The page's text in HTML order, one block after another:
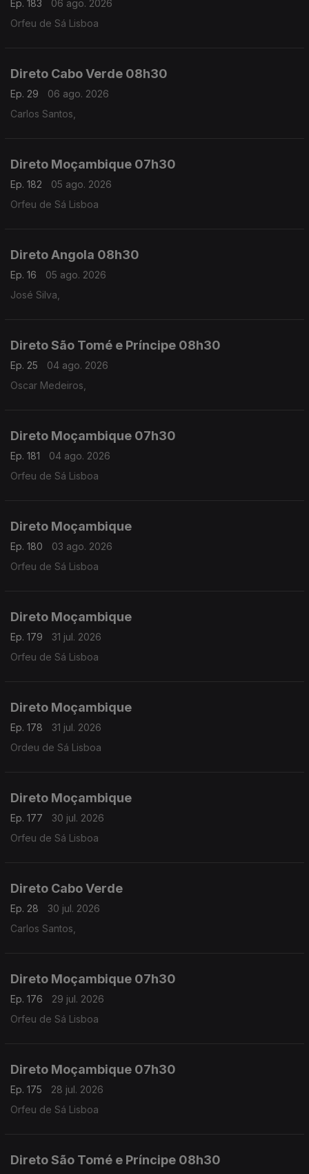
Ep. 183
06 ago. 2026
Orfeu de Sá Lisboa
Direto Cabo Verde 08h30
Ep. 29
06 ago. 2026
Carlos Santos,
Direto Moçambique 07h30
Ep. 182
05 ago. 2026
Orfeu de Sá Lisboa
Direto Angola 08h30
Ep. 16
05 ago. 2026
José Silva,
Direto São Tomé e Príncipe 08h30
Ep. 25
04 ago. 2026
Oscar Medeiros,
Direto Moçambique 07h30
Ep. 181
04 ago. 2026
Orfeu de Sá Lisboa
Direto Moçambique
Ep. 180
03 ago. 2026
Orfeu de Sá Lisboa
Direto Moçambique
Ep. 179
31 jul. 2026
Orfeu de Sá Lisboa
Direto Moçambique
Ep. 178
31 jul. 2026
Ordeu de Sá Lisboa
Direto Moçambique
Ep. 177
30 jul. 2026
Orfeu de Sá Lisboa
Direto Cabo Verde
Ep. 28
30 jul. 2026
Carlos Santos,
Direto Moçambique 07h30
Ep. 176
29 jul. 2026
Orfeu de Sá Lisboa
Direto Moçambique 07h30
Ep. 175
28 jul. 2026
Orfeu de Sá Lisboa
Direto São Tomé e Príncipe 08h30